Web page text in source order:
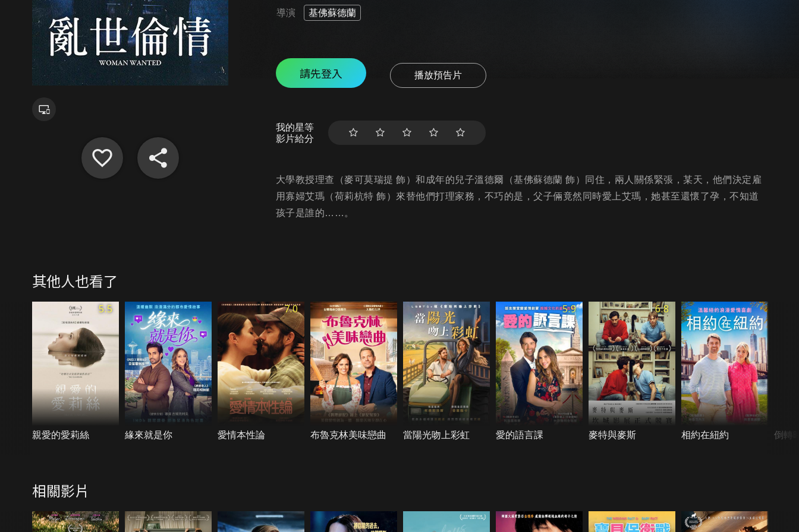
導演 基佛蘇德蘭
請先登入 播放預告片
我的星等
影片給分
大學教授理查（麥可莫瑞提 飾）和成年的兒子溫德爾（基佛蘇德蘭 飾）同住，兩人關係緊張，某天，他們決定雇
用寡婦艾瑪（荷莉杭特 飾）來替他們打理家務，不巧的是，父子倆竟然同時愛上艾瑪，她甚至還懷了孕，不知道
孩子是誰的……。
其他人也看了
5.5
親愛的愛莉絲 緣來就是你
7.0
愛情本性論 布魯克林美味戀曲 當陽光吻上彩虹
5.9
愛的語言課
6.8
麥特與麥斯 相約在紐約 倒轉
相關影片